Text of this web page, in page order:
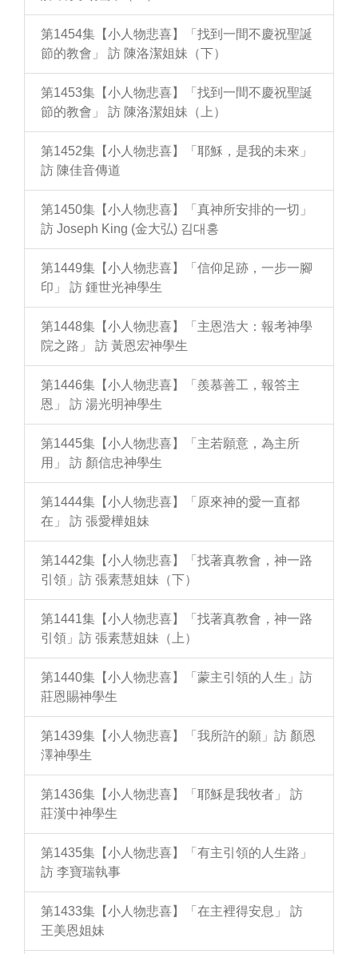
第1454集【小人物悲喜】「找到一間不慶祝聖誕
節的教會」 訪 陳洛潔姐妹（下）
第1453集【小人物悲喜】「找到一間不慶祝聖誕
節的教會」 訪 陳洛潔姐妹（上）
第1452集【小人物悲喜】「耶穌，是我的未來」
訪 陳佳音傳道
第1450集【小人物悲喜】「真神所安排的一切」
訪 Joseph King (金大弘) 김대홍
第1449集【小人物悲喜】「信仰足跡，一步一腳
印」 訪 鍾世光神學生
第1448集【小人物悲喜】「主恩浩大：報考神學
院之路」 訪 黃恩宏神學生
第1446集【小人物悲喜】「羨慕善工，報答主
恩」 訪 湯光明神學生
第1445集【小人物悲喜】「主若願意，為主所
用」 訪 顏信忠神學生
第1444集【小人物悲喜】「原來神的愛一直都
在」 訪 張愛樺姐妹
第1442集【小人物悲喜】「找著真教會，神一路
引領」訪 張素慧姐妹（下）
第1441集【小人物悲喜】「找著真教會，神一路
引領」訪 張素慧姐妹（上）
第1440集【小人物悲喜】「蒙主引領的人生」訪
莊恩賜神學生
第1439集【小人物悲喜】「我所許的願」訪 顏恩
澤神學生
第1436集【小人物悲喜】「耶穌是我牧者」 訪
莊漢中神學生
第1435集【小人物悲喜】「有主引領的人生路」
訪 李寶瑞執事
第1433集【小人物悲喜】「在主裡得安息」 訪
王美恩姐妹